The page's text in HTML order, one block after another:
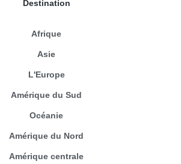
Destination
Afrique
Asie
L'Europe
Amérique du Sud
Océanie
Amérique du Nord
Amérique centrale